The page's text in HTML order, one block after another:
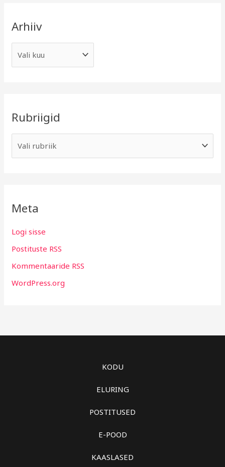
Arhiiv
Rubriigid
Meta
Logi sisse
Postituste RSS
Kommentaaride RSS
WordPress.org
KODU
ELURING
POSTITUSED
E-POOD
KAASLASED